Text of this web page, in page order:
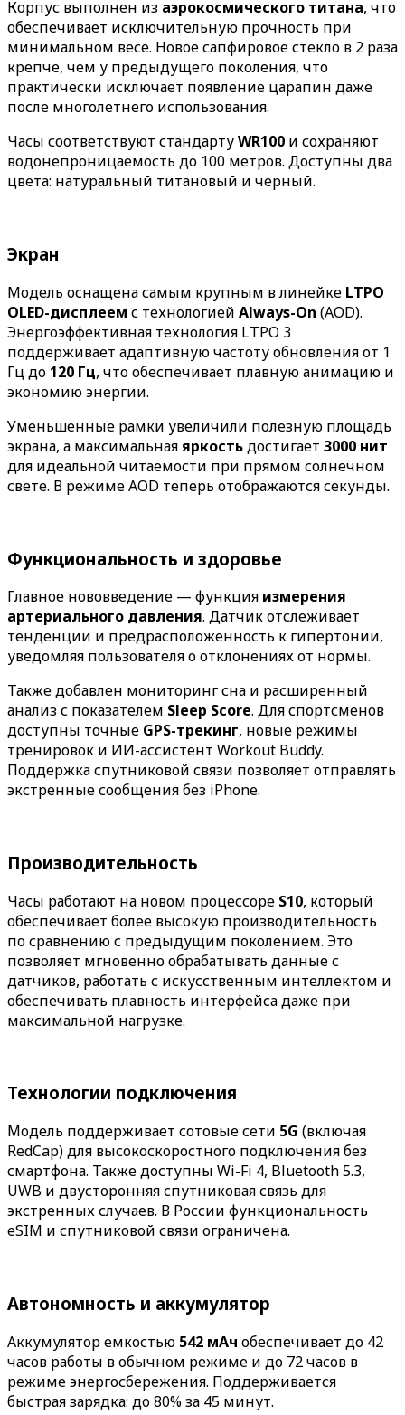
Корпус выполнен из аэрокосмического титана, что
обеспечивает исключительную прочность при
минимальном весе. Новое сапфировое стекло в 2 раза
крепче, чем у предыдущего поколения, что
практически исключает появление царапин даже
после многолетнего использования.
Часы соответствуют стандартуWR100 и сохраняют
водонепроницаемость до 100 метров. Доступны два
цвета: натуральный титановый и черный.
Экран
Модель оснащена самым крупным в линейке LTPO
OLED-дисплеем с технологией Always-On (AOD).
Энергоэффективная технология LTPO 3
поддерживает адаптивную частоту обновления от 1
Гц до 120 Гц, что обеспечивает плавную анимацию и
экономию энергии.
Уменьшенные рамки увеличили полезную площадь
экрана, а максимальнаяяркостьдостигает 3000 нит
для идеальной читаемости при прямом солнечном
свете. В режиме AOD теперь отображаются секунды.
Функциональность и здоровье
Главное нововведение — функция измерения
артериального давления. Датчик отслеживает
тенденции и предрасположенность к гипертонии,
уведомляя пользователя о отклонениях от нормы.
Также добавлен мониторинг сна и расширенный
анализ с показателем Sleep Score. Для спортсменов
доступны точные GPS-трекинг, новые режимы
тренировок и ИИ-ассистент Workout Buddy.
Поддержка спутниковой связи позволяет отправлять
экстренные сообщения без iPhone.
Производительность
Часы работают на новом процессоре S10, который
обеспечивает более высокую производительность
по сравнению с предыдущим поколением. Это
позволяет мгновенно обрабатывать данные с
датчиков, работать с искусственным интеллектом и
обеспечивать плавность интерфейса даже при
максимальной нагрузке.
Технологии подключения
Модель поддерживает сотовые сети 5G (включая
RedCap) для высокоскоростного подключения без
смартфона. Также доступны Wi-Fi 4, Bluetooth 5.3,
UWB и двусторонняя спутниковая связь для
экстренных случаев. В России функциональность
eSIM и спутниковой связи ограничена.
Автономность и аккумулятор
Аккумулятор емкостью 542 мАч обеспечивает до 42
часов работы в обычном режиме и до 72 часов в
режиме энергосбережения. Поддерживается
быстрая зарядка: до 80% за 45 минут.